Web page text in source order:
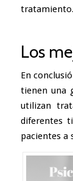
tratamiento.
Los
En
tienen una
utilizan
diferentes
pacientes a